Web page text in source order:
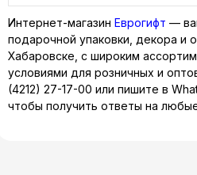
Интернет-магазин Еврогифт —
подарочной упаковки, декора и
Хабаровске, с широким
условиями для розничных и
(4212) 27-17-00 или пишите в
чтобы получить ответы на